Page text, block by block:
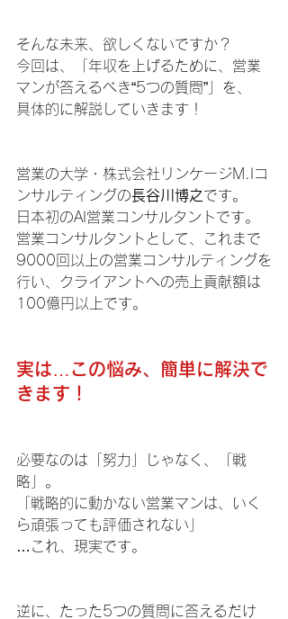
そんな未来、欲しくないですか？
今回は、「年収を上げるために、営業
マンが答えるべき“5つの質問”」を、
具体的に解説していきます！
営業の大学・株式会社リンケージM.Iコ
ンサルティングの長谷川博之です。
日本初のAI営業コンサルタントです。
営業コンサルタントとして、これまで
9000回以上の営業コンサルティングを
行い、クライアントへの売上貢献額は
100億円以上です。
実は…この悩み、簡単に解決で
きます！
必要なのは「努力」じゃなく、「戦
略」。
「戦略的に動かない営業マンは、いく
ら頑張っても評価されない」
…これ、現実です。
逆に、たった5つの質問に答えるだけ